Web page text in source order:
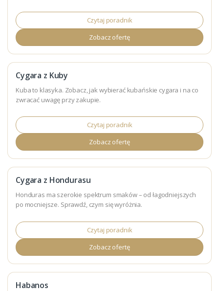
Czytaj poradnik
Zobacz ofertę
Cygara z Kuby
Kuba to klasyka. Zobacz, jak wybierać kubańskie cygara i na co
zwracać uwagę przy zakupie.
Czytaj poradnik
Zobacz ofertę
Cygara z Hondurasu
Honduras ma szerokie spektrum smaków – od łagodniejszych
po mocniejsze. Sprawdź, czym się wyróżnia.
Czytaj poradnik
Zobacz ofertę
Habanos